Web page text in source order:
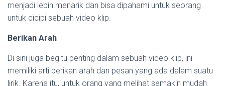
menjadi lebih menarik dan bisa dipahami untuk seorang
untuk cicipi sebuah video klip.
Berikan Arah
Di sini juga begitu penting dalam sebuah video klip, ini
memiliki arti berikan arah dan pesan yang ada dalam suatu
lirik. Karena itu, untuk orang yang melihat semakin mudah